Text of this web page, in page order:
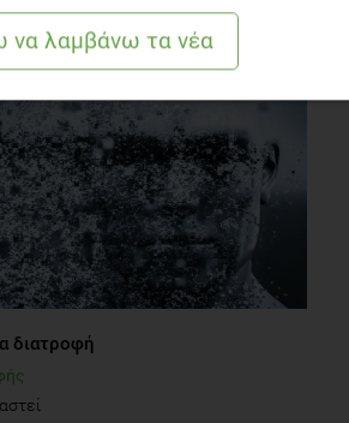
διατροφή